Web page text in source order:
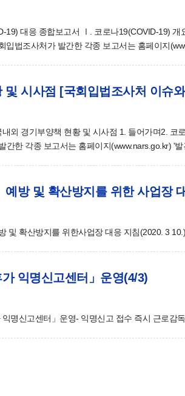
19) 대응 종합보고서 Ⅰ. 코로나19(COVID-19)
법조사처가 발간한 각종 보고서는 홈페이지
시사점 [국회입법조사처 이슈
외 경기부양책 현황 및 시사점 1. 들어가며2. 코
한 각종 보고서는 홈페이지(www.nars.go.kr) '
방 및 확산방지를 위한 사업장
및 확산방지를 위한사업장 대응 지침(2020. 3 10.)
익명신고센터」운영(4/3)
명신고센터」운영- 익명신고 접수 즉시 근로감